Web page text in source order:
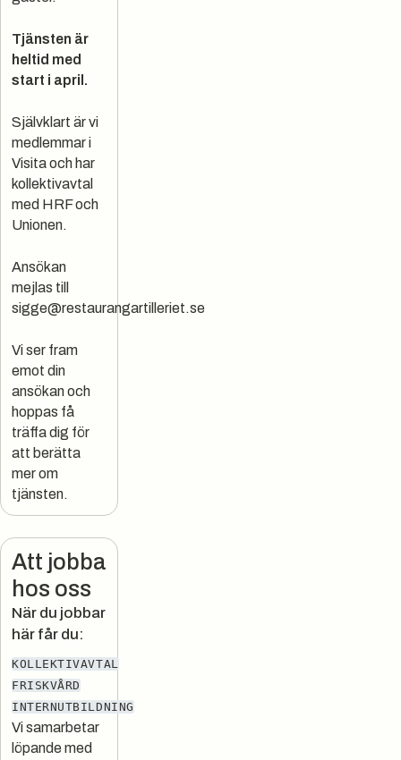
Tjänsten är
heltid med
start i april.
Självklart är vi
medlemmar i
Visita och har
kollektivavtal
med HRF och
Unionen.
Ansökan
mejlas till
sigge@restaurangartilleriet.se
Vi ser fram
emot din
ansökan och
hoppas få
träffa dig för
att berätta
mer om
tjänsten.
Att jobba
hos oss
När du jobbar
här får du:
KOLLEKTIVAVTAL
FRISKVÅRD
INTERNUTBILDNING
Vi samarbetar
löpande med